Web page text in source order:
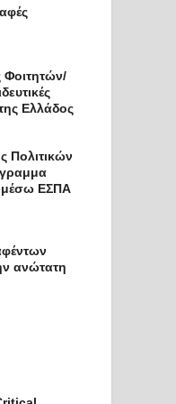
Φοιτητών/
Ελλάδος
Πολιτικών
μέσω ΕΣΠΑ
ανώτατη